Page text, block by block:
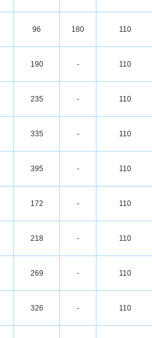
96 180 110
190 - 110
235 - 110
335 - 110
395 - 110
172 - 110
218 - 110
269 - 110
326 - 110